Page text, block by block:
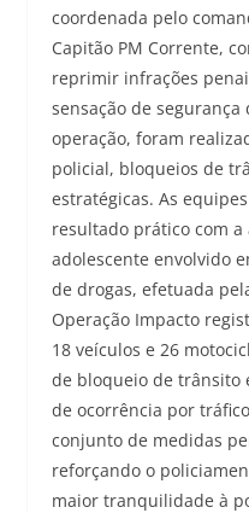
coordenada pelo
Capitão PM Corrente,
reprimir infrações
sensação de
operação, foram
policial, bloqueios de
estratégicas. As
resultado prático com a
adolescente envolvido
de drogas, efetuada
Operação Impacto
18 veículos e 26
de bloqueio de trânsito
de ocorrência por
conjunto de medidas
reforçando o
maior tranquilidade à